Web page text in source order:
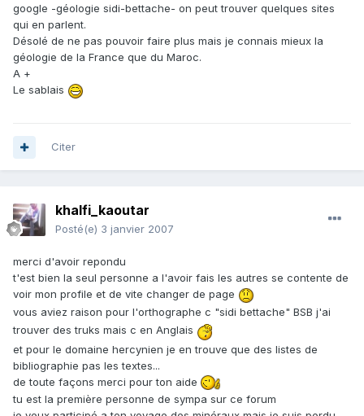
google -géologie sidi-bettache- on peut trouver quelques sites
qui en parlent.
Désolé de ne pas pouvoir faire plus mais je connais mieux la
géologie de la France que du Maroc.
A +
Le sablais
Citer
khalfi_kaoutar
Posté(e) 3 janvier 2007
merci d'avoir repondu
t'est bien la seul personne a l'avoir fais les autres se contente de
voir mon profile et de vite changer de page
vous aviez raison pour l'orthographe c "sidi bettache" BSB j'ai
trouver des truks mais c en Anglais
et pour le domaine hercynien je en trouve que des listes de
bibliographie pas les textes...
de toute façons merci pour ton aide
tu est la première personne de sympa sur ce forum